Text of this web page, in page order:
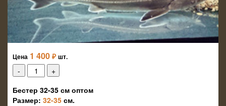
Цена 1 400 ₽ шт.
Бестер 32-35 см оптом
Размер: 32-35 см.